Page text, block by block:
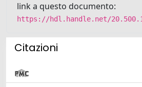
link a questo documento:
https://hdl.handle.net/
Citazioni